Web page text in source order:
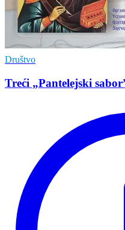
Društvo
Treći „Pantelejski